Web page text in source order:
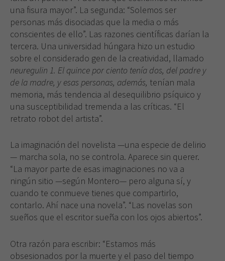
una fisura mayor”. La segunda: “Solemos ser
personas más disociadas que la media o más
conscientes de ello”. Las razones científicas darían la
tercera. Una universidad húngara hizo un estudio
sobre el considerado gen de la creatividad, llamado
neuregulin 1. El quince por ciento tenía dos, del padre y
de la madre, y esas personas, además, tenían mala
memoria, más tendencia al desequilibrio psíquico y
una susceptibilidad tremenda a las críticas. “El
retrato robot del artista”.
La imaginación del novelista —una especie de delirio
— marcha sola, no se controla. Aparece sin querer.
“La mayor parte de esas imaginaciones no va a
ningún sitio —según Montero— pero alguna sí, y
cuando te conmueve tienes que compartirlo,
contarlo. Ahí nace una novela”. “Las novelas son
sueños que el escritor sueña con los ojos abiertos”.
Otra razón para escribir: “Estamos más
obsesionados por la muerte y el paso del tiempo